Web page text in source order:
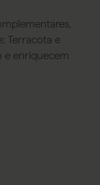
Terracota e
e enriquecem